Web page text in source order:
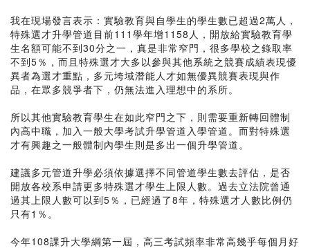
我在現場發言表示：實驗教育與自學生的學生數已超過2萬人，
特殊選才升學管道目前111學年增1158人，開放給實驗教育學
生名額可能不到30分之一，真是非常窄門，很多學校之錄取率
不到5％，而且特殊選才大多以參與其他系統之競賽成績表現優
異者為選才重點，多元垮域潛能人才如無優異競賽表現與作
品，在眾多競爭者下，仍無法進入理想中的系所。
所以其他實驗教育學生在如此窄門之下，則需要重新轉回體制
內高中職，加入一般大學考試升學管道入學管道。而對特殊選
才有興趣之一般體制內學生則是多出一個升學管道。
建議多元管道升學必須依據選擇不同管道學生數去評估，是否
開放各校系申請更多特殊選才學生上限人數。過去立法院曾通
過其上限人數可以到5％，已經過了8年，特殊選才人數比例仍
只有1％。
今年108課升大學綱第一屆，高三考試頻率非常高幾乎每個月好